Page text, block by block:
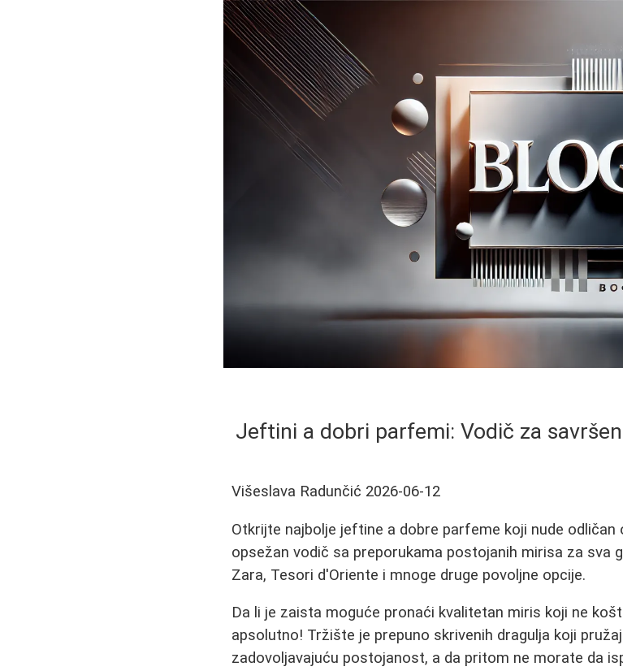
Jeftini a dobri parfemi: Vodič za
Višeslava Radunčić 2026-06-12
Otkrijte najbolje jeftine a dobre parfeme koji nude
opsežan vodič sa preporukama postojanih mirisa za sva
Zara, Tesori d'Oriente i mnoge druge povoljne opcije.
Da li je zaista moguće pronaći kvalitetan miris koji ne
apsolutno! Tržište je prepuno skrivenih dragulja koji
zadovoljavajuću postojanost, a da pritom ne morate da